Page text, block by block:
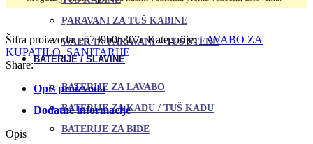
PARAVANI ZA TUŠ KABINE
WALK IN PARAVANI – TUŠ STENE
BATERIJE / SLAVINE
BATERIJE ZA LAVABO
BATERIJE ZA KADU / TUŠ KADU
BATERIJE ZA BIDE
količina
Dodaj u omiljene
Šifra proizvoda:e5739b06307cKategorije: LAVABO ZA
KUPATILO, SANITARIJE
Share:
Opis proizvoda
Dodatne informacije
Opis